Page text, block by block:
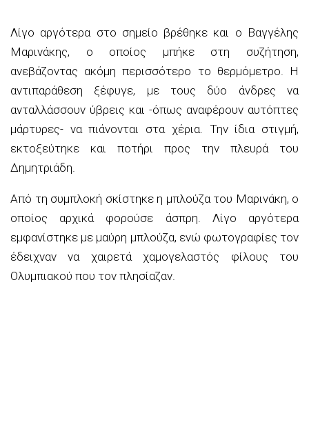
Λίγο αργότερα στο σημείο βρέθηκε και ο Βαγγέλης
Μαρινάκης, ο οποίος μπήκε στη συζήτηση,
ανεβάζοντας ακόμη περισσότερο το θερμόμετρο. Η
αντιπαράθεση ξέφυγε, με τους δύο άνδρες να
ανταλλάσσουν ύβρεις και -όπως αναφέρουν αυτόπτες
μάρτυρες- να πιάνονται στα χέρια. Την ίδια στιγμή,
εκτοξεύτηκε και ποτήρι προς την πλευρά του
Δημητριάδη.
Από τη συμπλοκή σκίστηκε η μπλούζα του Μαρινάκη, ο
οποίος αρχικά φορούσε άσπρη. Λίγο αργότερα
εμφανίστηκε με μαύρη μπλούζα, ενώ φωτογραφίες τον
έδειχναν να χαιρετά χαμογελαστός φίλους του
Ολυμπιακού που τον πλησίαζαν.